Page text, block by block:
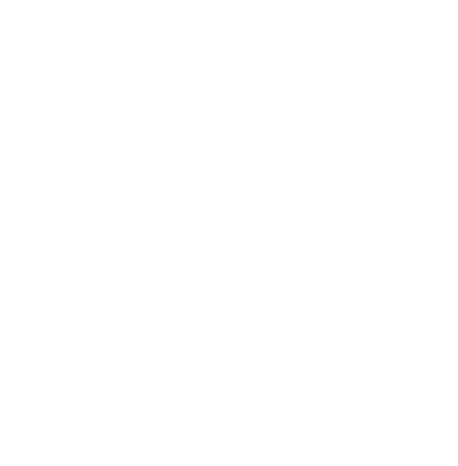
oder Teile in die Realität umzuwandeln